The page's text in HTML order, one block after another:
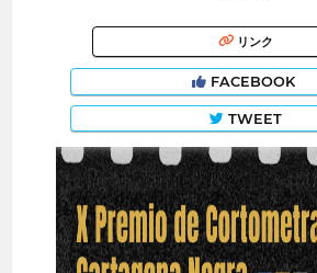
リンク
FACEBOOK
TWEET